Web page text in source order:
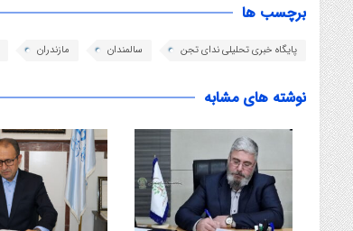
برچسب ها
پایگاه خبری تحلیلی ندای تجن سالمندان مازندران
نوشته های مشابه